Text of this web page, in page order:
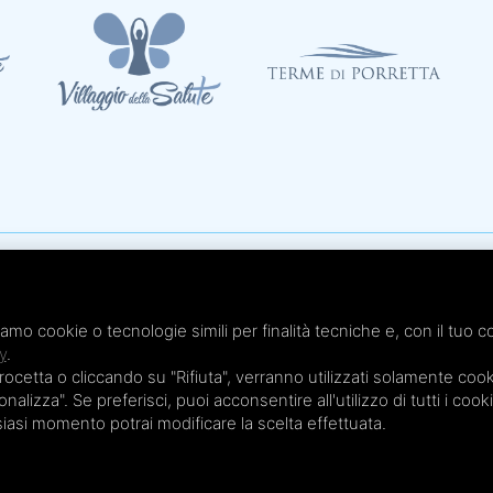
- Cap. Soc. € 20.000,00 i.v.
cookie o tecnologie simili per finalità tecniche e, con il tuo
.
o cliccando su "Rifiuta", verranno utilizzati solamente
Se preferisci, puoi acconsentire all'utilizzo di tutti i
momento potrai modificare la scelta effettuata.